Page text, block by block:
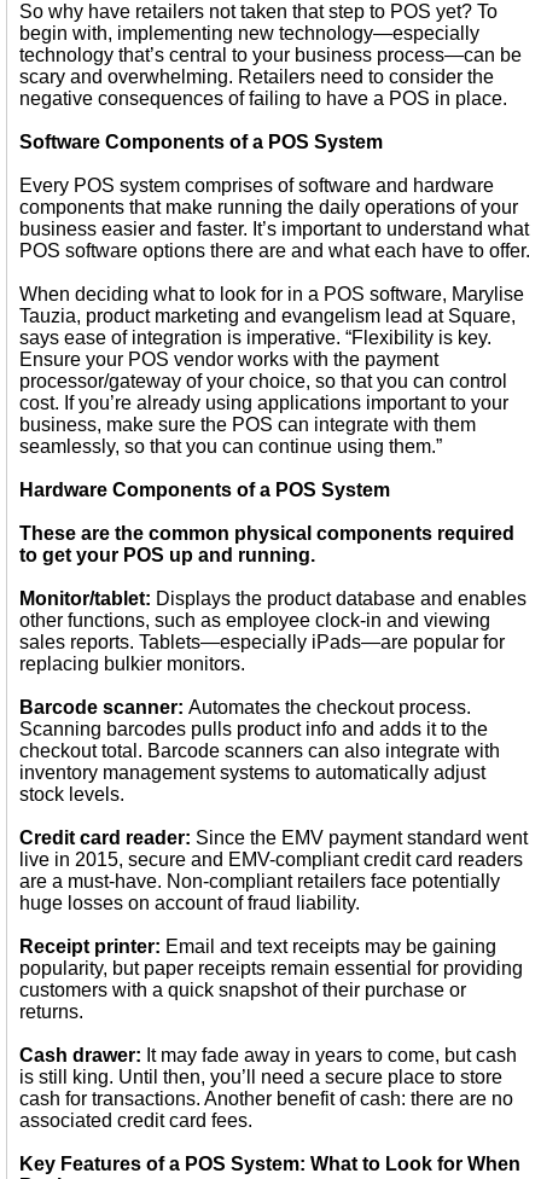
So why have retailers not taken that step to POS yet? To
begin with, implementing new technology—especially
technology that’s central to your business process—can be
scary and overwhelming. Retailers need to consider the
negative consequences of failing to have a POS in place.
Software Components of a POS System
Every POS system comprises of software and hardware
components that make running the daily operations of your
business easier and faster. It’s important to understand what
POS software options there are and what each have to offer.
When deciding what to look for in a POS software, Marylise
Tauzia, product marketing and evangelism lead at Square,
says ease of integration is imperative. “Flexibility is key.
Ensure your POS vendor works with the payment
processor/gateway of your choice, so that you can control
cost. If you’re already using applications important to your
business, make sure the POS can integrate with them
seamlessly, so that you can continue using them.”
Hardware Components of a POS System
These are the common physical components required
to get your POS up and running.
Monitor/tablet: Displays the product database and enables
other functions, such as employee clock-in and viewing
sales reports. Tablets—especially iPads—are popular for
replacing bulkier monitors.
Barcode scanner: Automates the checkout process.
Scanning barcodes pulls product info and adds it to the
checkout total. Barcode scanners can also integrate with
inventory management systems to automatically adjust
stock levels.
Credit card reader: Since the EMV payment standard went
live in 2015, secure and EMV-compliant credit card readers
are a must-have. Non-compliant retailers face potentially
huge losses on account of fraud liability.
Receipt printer: Email and text receipts may be gaining
popularity, but paper receipts remain essential for providing
customers with a quick snapshot of their purchase or
returns.
Cash drawer: It may fade away in years to come, but cash
is still king. Until then, you’ll need a secure place to store
cash for transactions. Another benefit of cash: there are no
associated credit card fees.
Key Features of a POS System: What to Look for When